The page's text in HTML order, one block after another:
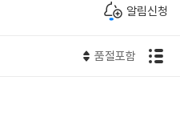
알림신청
품절포함